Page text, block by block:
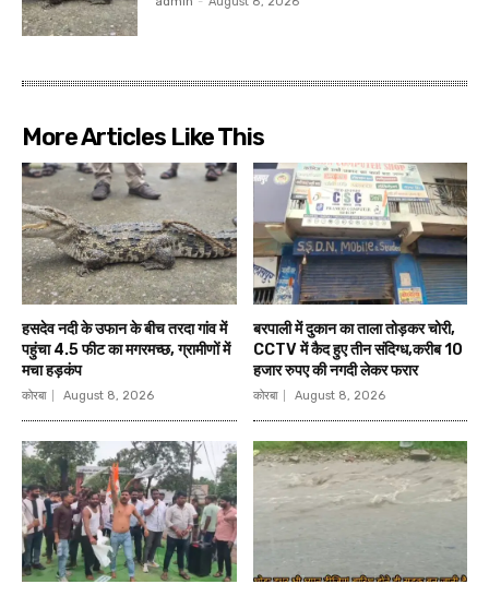
More Articles Like This
हसदेव नदी के उफान के बीच तरदा गांव में
पहुंचा 4.5 फीट का मगरमच्छ, ग्रामीणों में
मचा हड़कंप
कोरबा August 8, 2026
बरपाली में दुकान का ताला तोड़कर चोरी,
CCTV में कैद हुए तीन संदिग्ध,करीब 10
हजार रुपए की नगदी लेकर फरार
कोरबा August 8, 2026